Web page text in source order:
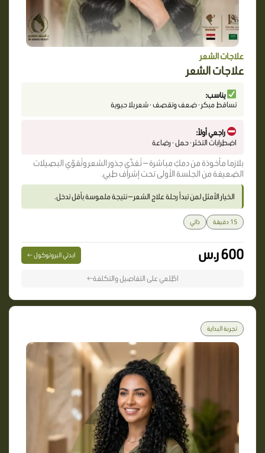
علاجات الشعر
علاجات الشعر
يناسب:
تساقط مبكر · ضعف وتقصف · شعر بلا حيوية
راجعي أولاً:
اضطرابات التخثر · حمل · رضاعة
بلازما مأخوذة من دمكِ مباشرة — تُغذّي جذور الشعر وتُقوّي البصيلات
الضعيفة من الجلسة الأولى تحت إشراف طبي.
الخيار الأمثل لمن تبدأ رحلة علاج الشعر — نتيجة ملموسة بأقل تدخل.
15 دقيقة ذاتي
600 ر.س ابدئي البروتوكول ←
اطّلعي على التفاصيل والتكلفة←
تجربة البداية